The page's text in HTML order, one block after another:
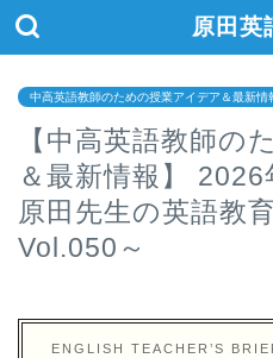
原田英
中高英語教師のための授業アイデア＆最新情
【中高英語教師の
＆最新情報】
原田先生の英語教
Vol.050～
ENGLISH TEACHER’S